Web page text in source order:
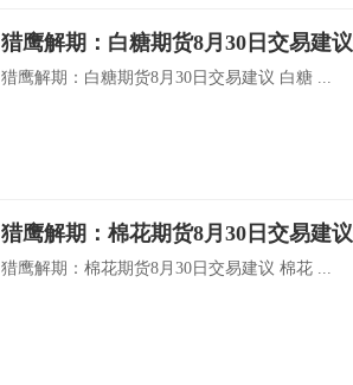
猎鹰解期：白糖期货8月30日交易建议
猎鹰解期：白糖期货8月30日交易建议 白糖 ...
猎鹰解期：棉花期货8月30日交易建议
猎鹰解期：棉花期货8月30日交易建议 棉花 ...